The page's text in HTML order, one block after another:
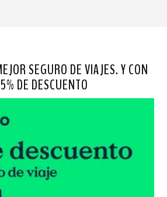
SEGURO DE VIAJES. Y CON
DE DESCUENTO